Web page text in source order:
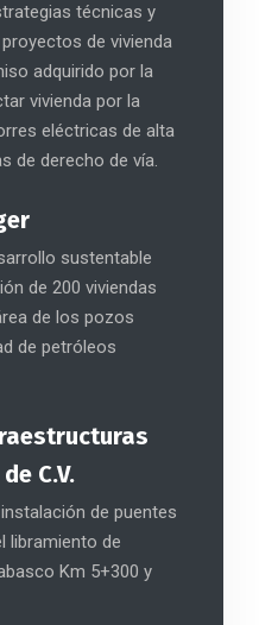
técnicas y
de vivienda
adquirido por la
vivienda por la
eléctricas de alta
de derecho de vía.
sustentable
de 200 viviendas
de los pozos
de petróleos
C.V.
de puentes
libramiento de
Km 5+300 y